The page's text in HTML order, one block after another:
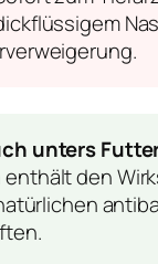
unters
enthält den